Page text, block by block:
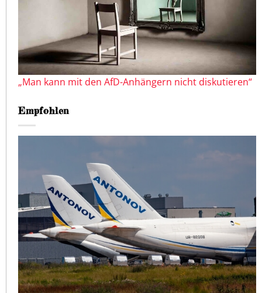
„Man kann mit den AfD-Anhängern nicht diskutieren“
Empfohlen